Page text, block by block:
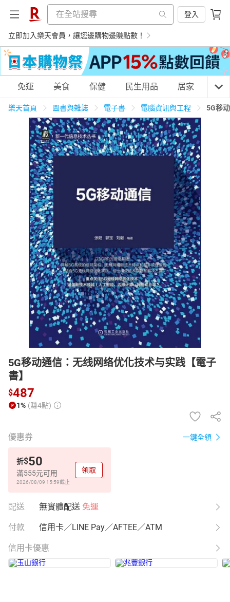
登入
立即加入樂天會員，讓您邊購物邊賺點數！
購物網分類
天天免運 美食蛋糕 養生保健 民生用品
居家生活 親子玩具
女裝 情趣用品
日本購物 電子/紙本書
HOT
免運 美食 保健 民生用品 居家 3C
樂天首頁 圖書與雜誌 電子書 電腦資訊與工程 5G移
5G移动通信：无线网络优化技术与实践【電子
書】
$487
1% (賺4點)
優惠券 一鍵全領
折$50
滿555元可用
2026/08/09 15:59截止
領取
配送 無實體配送 免運
付款 信用卡／LINE Pay／AFTEE／ATM
信用卡優惠